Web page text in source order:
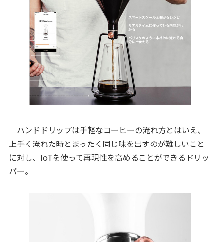
ハンドドリップは手軽なコーヒーの淹れ方とはいえ、
上手く淹れた時とまったく同じ味を出すのが難しいこと
に対し、IoTを使って再現性を高めることができるドリッ
パー。